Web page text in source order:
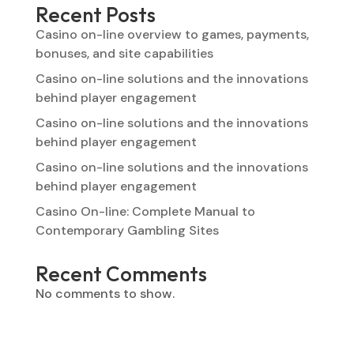
Recent Posts
Casino on-line overview to games, payments,
bonuses, and site capabilities
Casino on-line solutions and the innovations
behind player engagement
Casino on-line solutions and the innovations
behind player engagement
Casino on-line solutions and the innovations
behind player engagement
Casino On-line: Complete Manual to
Contemporary Gambling Sites
Recent Comments
No comments to show.